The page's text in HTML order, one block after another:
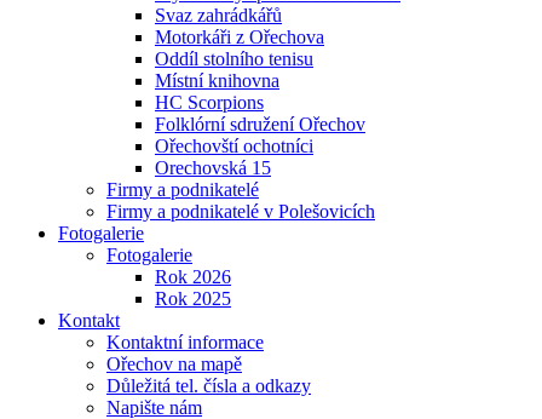
Svaz zahrádkářů
Motorkáři z Ořechova
Oddíl stolního tenisu
Místní knihovna
HC Scorpions
Folklórní sdružení Ořechov
Ořechovští ochotníci
Orechovská 15
Firmy a podnikatelé
Firmy a podnikatelé v Polešovicích
Fotogalerie
Fotogalerie
Rok 2026
Rok 2025
Kontakt
Kontaktní informace
Ořechov na mapě
Důležitá tel. čísla a odkazy
Napište nám